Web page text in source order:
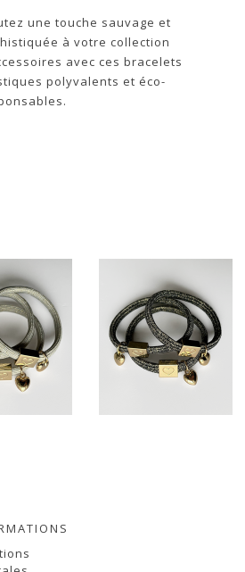
une touche sauvage et
à votre collection
avec ces bracelets
polyvalents et éco-